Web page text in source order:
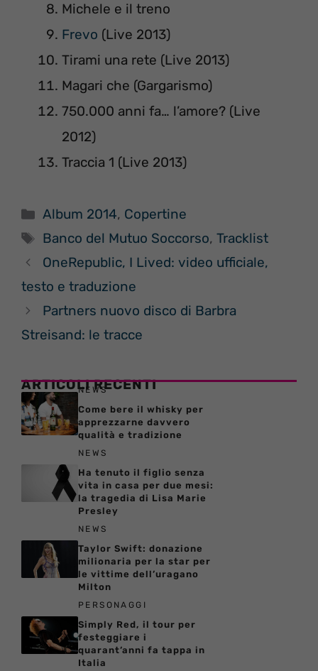
Michele e il treno
Frevo (Live 2013)
Tirami una rete (Live 2013)
Magari che (Gargarismo)
750.000 anni fa… l’amore? (Live
2012)
Traccia 1 (Live 2013)
Categorie
Album 2014, Copertine
Tag
Banco del Mutuo Soccorso,Tracklist
OneRepublic, I Lived: video ufficiale,
testo e traduzione
Partners nuovo disco di Barbra
Streisand: le tracce
ARTICOLI RECENTI
NEWS
Come bere il whisky per
apprezzarne davvero
qualità e tradizione
NEWS
Ha tenuto il figlio senza
vita in casa per due mesi:
la tragedia di Lisa Marie
Presley
NEWS
Taylor Swift: donazione
milionaria per la star per
le vittime dell’uragano
Milton
PERSONAGGI
Simply Red, il tour per
festeggiare i
quarant’anni fa tappa in
Italia